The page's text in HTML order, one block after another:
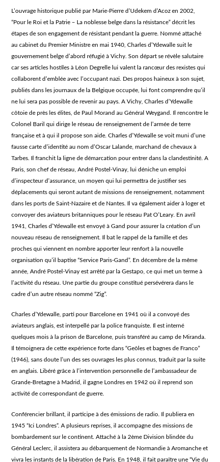
L’ouvrage historique publié par Marie-Pierre d’Udekem d’Acoz en 2002,
“Pour le Roi et la Patrie – La noblesse belge dans la résistance” décrit les
étapes de son engagement de résistant pendant la guerre. Nommé attaché
au cabinet du Premier Ministre en mai 1940, Charles d’Ydewalle suit le
gouvernement belge d’abord réfugié à Vichy. Son départ se révèle salutaire
car ses articles hostiles à Léon Degrelle lui valent la rancœur des rexistes qui
collaborent d’emblée avec l’occupant nazi. Des propos haineux à son sujet,
publiés dans les journaux de la Belgique occupée, lui font comprendre qu’il
ne lui sera pas possible de revenir au pays. A Vichy, Charles d’Ydewalle
côtoie de près les élites, de Paul Morand au Général Weygand. Il rencontre le
Colonel Baril qui dirige le réseau de renseignement de l’armée de terre
française et à qui il propose son aide. Charles d’Ydewalle se voit muni d’une
fausse carte d’identité au nom d’Oscar Lalande, marchand de chevaux à
Tarbes. Il franchit la ligne de démarcation pour entrer dans la clandestinité. A
Paris, son chef de réseau, André Postel-Vinay, lui déniche un emploi
d’inspecteur d’assurance, un moyen qui lui permettra de justifier ses
déplacements qui seront autant de missions de renseignement, notamment
dans les ports de Saint-Nazaire et de Nantes. Il va également aider à loger et
convoyer des aviateurs britanniques pour le réseau Pat O’Leary. En avril
1941, Charles d’Ydewalle est envoyé à Gand pour assurer la création d’un
nouveau réseau de renseignement. Il bat le rappel de la famille et des
proches qui viennent en nombre apporter leur renfort à la nouvelle
organisation qu’il baptise “Service Paris-Gand”. En décembre de la même
année, André Postel-Vinay est arrêté par la Gestapo, ce qui met un terme à
l’activité du réseau. Une partie du groupe constitué persévérera dans le
cadre d’un autre réseau nommé “Zig”.
Charles d’Ydewalle, parti pour Barcelone en 1941 où il a convoyé des
aviateurs anglais, est interpellé par la police franquiste. Il est interné
quelques mois à la prison de Barcelone, puis transféré au camp de Miranda.
Il témoignera de cette expérience forte dans “Geôles et bagnes de Franco”
(1946), sans doute l’un des ses ouvrages les plus connus, traduit par la suite
en anglais. Libéré grâce à l’intervention personnelle de l’ambassadeur de
Grande-Bretagne à Madrid, il gagne Londres en 1942 où il reprend son
activité de correspondant de guerre.
Conférencier brillant, il participe à des émissions de radio. Il publiera en
1945 “Ici Londres”. A plusieurs reprises, il accompagne des missions de
bombardement sur le continent. Attaché à la 2ème Division blindée du
Général Leclerc, il assistera au débarquement de Normandie à Aromanche et
vivra les instants de la libération de Paris. En 1948, il fait paraître une “Vie du